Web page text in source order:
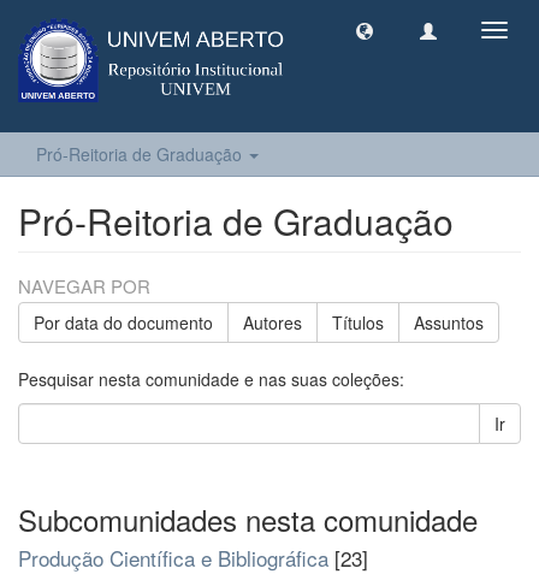
Pró-Reitoria de Graduação
Pró-Reitoria de Graduação
NAVEGAR POR
Por data do documento Autores Títulos Assuntos
Pesquisar nesta comunidade e nas suas coleções:
Ir
Subcomunidades nesta comunidade
Produção Científica e Bibliográfica [23]